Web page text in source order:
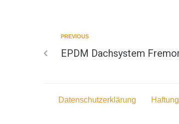
PREVIOUS
EPDM Dachsystem
Datenschutzerklärung